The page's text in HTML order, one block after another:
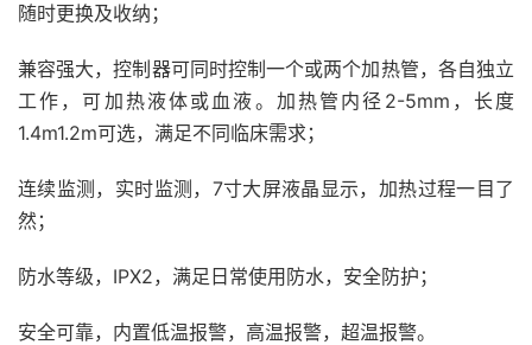
随时更换及收纳；
兼容强大，控制器可同时控制一个或两个加热管，各自独立
工作，可加热液体或血液。加热管内径2-5mm，长度
1.4m1.2m可选，满足不同临床需求；
连续监测，实时监测，7寸大屏液晶显示，加热过程一目了
然；
防水等级，IPX2，满足日常使用防水，安全防护；
安全可靠，内置低温报警，高温报警，超温报警。